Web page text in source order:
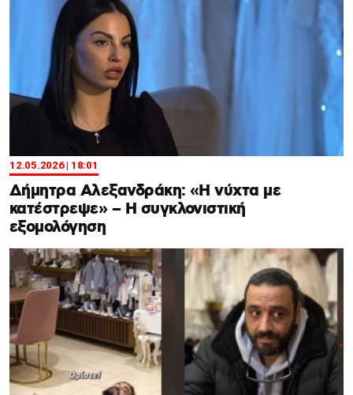
12.05.2026 | 18:01
Δήμητρα Αλεξανδράκη: «Η νύχτα με
κατέστρεψε» – Η συγκλονιστική
εξομολόγηση